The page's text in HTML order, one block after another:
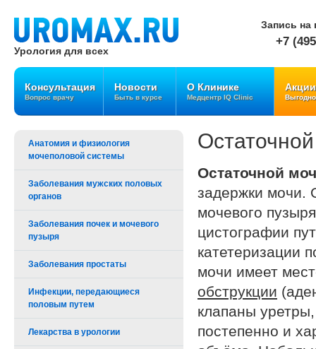
Урология для всех
Запись на
+7
Консультация
Вопрос врачу
Новости
Быть в курсе
О Клинике
Медцентр IQ Clinic
Акции
Анатомия и физиология
мочеполовой системы
Заболевания мужских половых
органов
Заболевания почек и мочевого
пузыря
Заболевания простаты
Инфекции, передающиеся
половым путем
Лекарства в урологии
Остаточной
задержки мочи.
мочевого
цистографии
катетеризации
мочи имеет
обструкции
клапаны
постепенно и